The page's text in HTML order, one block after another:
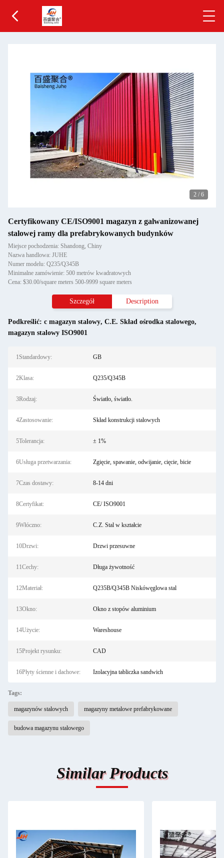
2 / 6
Certyfikowany CE/ISO9001 magazyn z galwanizowanej
stalowej ramy dla prefabrykowanych budynków
Miejsce pochodzenia: Shandong, Chiny
Nazwa handlowa: JUHE
Numer modelu: Q235/Q345B
Minimalne zamówienie: 500 metrów kwadratowych
Cena: $30.00/square meters 500-9999 square meters
Szczegół Description
Podkreślić: c magazyn stalowy, C.E. Skład ośrodka stalowego,
magazyn stalowy ISO9001
1Standardowy: GB
2Klasa: Q235/Q345B
3Rodzaj: Światło, światło.
4Zastosowanie: Skład konstrukcji stalowych
5Tolerancja: ± 1%
6Usługa przetwarzania: Zgięcie, spawanie, odwijanie, cięcie, bicie
7Czas dostawy: 8-14 dni
8Certyfikat: CE/ ISO9001
9Włóczno: C.Z. Stal w kształcie
10Drzwi: Drzwi przesuwne
11Cechy: Długa żywotność
12Materiał: Q235B/Q345B Niskówęglowa stal
13Okno: Okno z stopów aluminium
14Użycie: Wareshouse
15Projekt rysunku: CAD
16Płyty ścienne i dachowe: Izolacyjna tabliczka sandwich
Tags:
magazynów stalowych magazyny metalowe prefabrykowane
budowa magazynu stalowego
Similar Products